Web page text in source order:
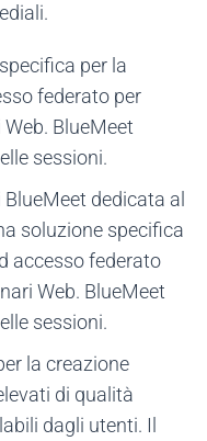
per la
federato per
BlueMeet
sessioni.
dedicata al
soluzione specifica
accesso federato
Web. BlueMeet
sessioni.
la creazione
di qualità
dagli utenti. Il